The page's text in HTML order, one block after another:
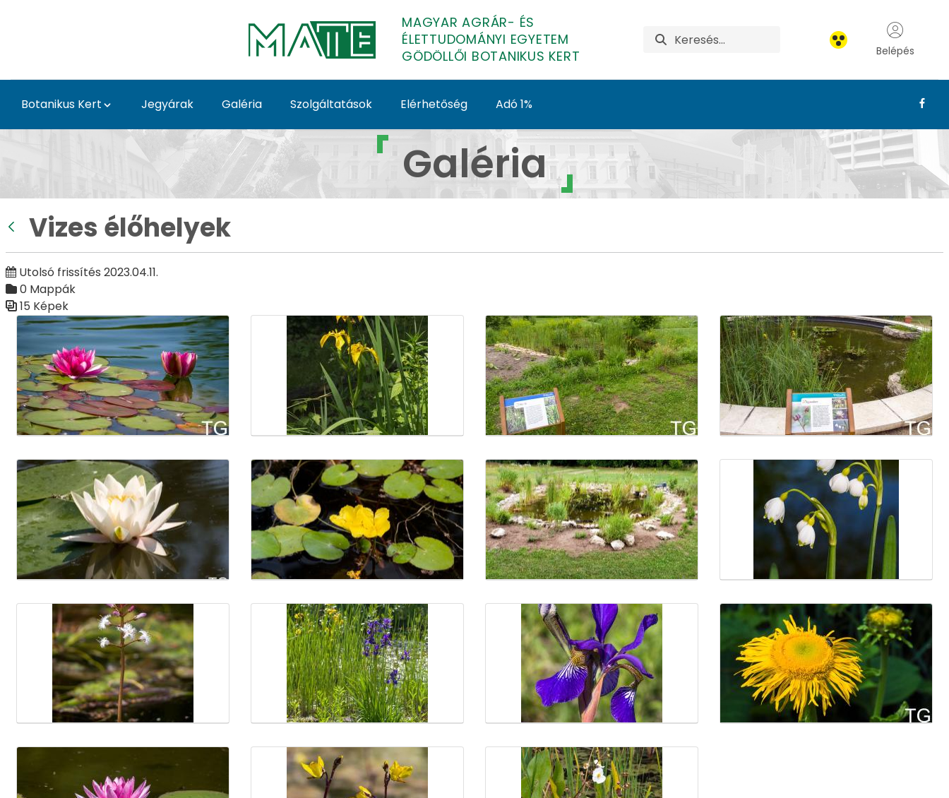
MAGYAR AGRÁR- ÉS
ÉLETTUDOMÁNYI EGYETEM
GÖDÖLLŐI BOTANIKUS KERT
Belépés
Botanikus Kert Jegyárak Galéria Szolgáltatások Elérhetőség Adó 1%
Vizes élőhelyek - Galéria - Gödöllői Botanikus Kert
Galéria
Vizes élőhelyek
Utolsó frissítés 2023.04.11.
0 Mappák
15 Képek
Médiatár